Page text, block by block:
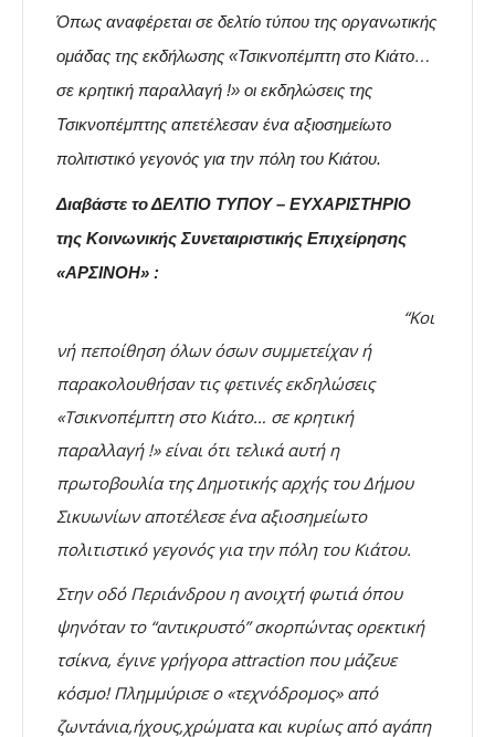
Όπως αναφέρεται σε δελτίο τύπου της οργανωτικής
ομάδας της εκδήλωσης «Τσικνοπέμπτη στο Κιάτο…
σε κρητική παραλλαγή !» οι εκδηλώσεις της
Τσικνοπέμπτης απετέλεσαν ένα αξιοσημείωτο
πολιτιστικό γεγονός για την πόλη του Κιάτου.
Διαβάστε το ΔΕΛΤΙΟ ΤΥΠΟΥ – ΕΥΧΑΡΙΣΤΗΡΙΟ
της Κοινωνικής Συνεταιριστικής Επιχείρησης
«ΑΡΣΙΝΟΗ» :
“Κοι
νή πεποίθηση όλων όσων συμμετείχαν ή
παρακολουθήσαν τις φετινές εκδηλώσεις
«Τσικνοπέμπτη στο Κιάτο… σε κρητική
παραλλαγή !» είναι ότι τελικά αυτή η
πρωτοβουλία της Δημοτικής αρχής του Δήμου
Σικυωνίων αποτέλεσε ένα αξιοσημείωτο
πολιτιστικό γεγονός για την πόλη του Κιάτου.
Στην οδό Περιάνδρου η ανοιχτή φωτιά όπου
ψηνόταν το “αντικρυστό” σκορπώντας ορεκτική
τσίκνα, έγινε γρήγορα attraction που μάζευε
κόσμο! Πλημμύρισε ο «τεχνόδρομος» από
ζωντάνια,ήχους,χρώματα και κυρίως από αγάπη